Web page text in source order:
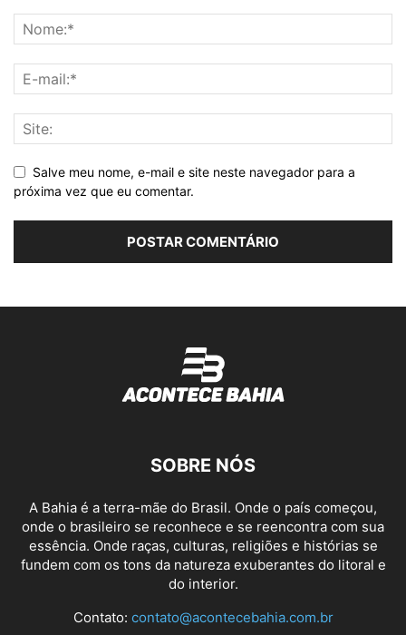
Salve meu nome, e-mail e site neste navegador para a
próxima vez que eu comentar.
SOBRE NÓS
A Bahia é a terra-mãe do Brasil. Onde o país começou,
onde o brasileiro se reconhece e se reencontra com sua
essência. Onde raças, culturas, religiões e histórias se
fundem com os tons da natureza exuberantes do litoral e
do interior.
Contato: contato@acontecebahia.com.br